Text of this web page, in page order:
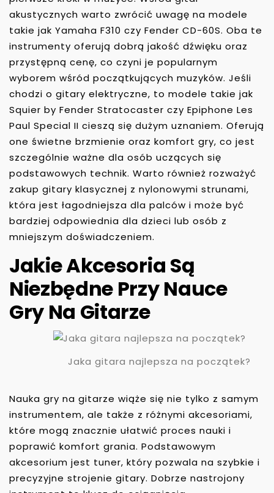
akustycznych warto zwrócić uwagę na modele
takie jak Yamaha F310 czy Fender CD-60S. Oba te
instrumenty oferują dobrą jakość dźwięku oraz
przystępną cenę, co czyni je popularnym
wyborem wśród początkujących muzyków. Jeśli
chodzi o gitary elektryczne, to modele takie jak
Squier by Fender Stratocaster czy Epiphone Les
Paul Special II cieszą się dużym uznaniem. Oferują
one świetne brzmienie oraz komfort gry, co jest
szczególnie ważne dla osób uczących się
podstawowych technik. Warto również rozważyć
zakup gitary klasycznej z nylonowymi strunami,
która jest łagodniejsza dla palców i może być
bardziej odpowiednia dla dzieci lub osób z
mniejszym doświadczeniem.
Jakie Akcesoria Są
Niezbędne Przy Nauce
Gry Na Gitarze
Jaka gitara najlepsza na początek?
Nauka gry na gitarze wiąże się nie tylko z samym
instrumentem, ale także z różnymi akcesoriami,
które mogą znacznie ułatwić proces nauki i
poprawić komfort grania. Podstawowym
akcesorium jest tuner, który pozwala na szybkie i
precyzyjne strojenie gitary. Dobrze nastrojony